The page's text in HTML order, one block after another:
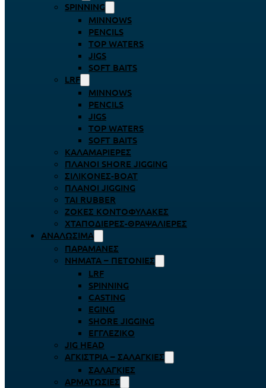
SPINNING
MINNOWS
PENCILS
TOP WATERS
JIGS
SOFT BAITS
LRF
MINNOWS
PENCILS
JIGS
TOP WATERS
SOFT BAITS
ΚΑΛΑΜΑΡΙΈΡΕΣ
ΠΛΆΝΟΙ SHORE JIGGING
ΣΙΛΙΚΌΝΕΣ-BOAT
ΠΛΆΝΟΙ JIGGING
TAI RUBBER
ΖΌΚΕΣ ΚΟΝΤΟΦΎΛΑΚΕΣ
ΧΤΑΠΟΔΙΈΡΕΣ-ΘΡΑΨΑΛΙΈΡΕΣ
ΑΝΑΛΏΣΙΜΑ
ΠΑΡΑΜΆΝΕΣ
ΝΉΜΑΤΑ – ΠΕΤΟΝΙΈΣ
LRF
SPINNING
CASTING
EGING
SHORE JIGGING
ΕΓΓΛΈΖΙΚΟ
JIG HEAD
ΑΓΚΊΣΤΡΙΑ – ΣΑΛΑΓΚΙΈΣ
ΣΑΛΑΓΚΙΈΣ
ΑΡΜΑΤΩΣΙΈΣ